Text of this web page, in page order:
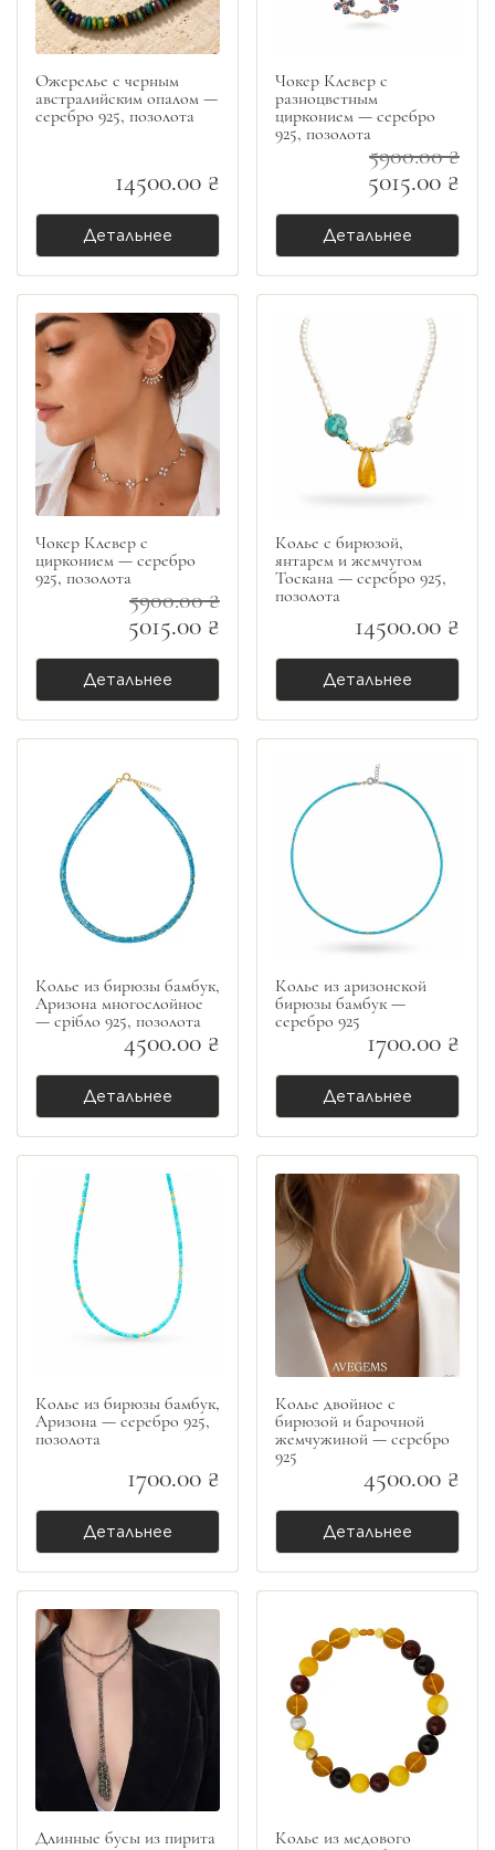
Ожерелье с черным
австралийским опалом —
серебро 925, позолота
14500.00 ₴
Детальнее
Чокер Клевер с
разноцветным
цирконием — серебро
925, позолота
5900.00 ₴
5015.00 ₴
Детальнее
Чокер Клевер с
цирконием — серебро
925, позолота
5900.00 ₴
5015.00 ₴
Детальнее
Колье с бирюзой,
янтарем и жемчугом
Тоскана — серебро 925,
позолота
14500.00 ₴
Детальнее
Колье из бирюзы бамбук,
Аризона многослойное
— срібло 925, позолота
4500.00 ₴
Детальнее
Колье из аризонской
бирюзы бамбук —
серебро 925
1700.00 ₴
Детальнее
Колье из бирюзы бамбук,
Аризона — серебро 925,
позолота
1700.00 ₴
Детальнее
Колье двойное с
бирюзой и барочной
жемчужиной — серебро
925
4500.00 ₴
Детальнее
Длинные бусы из пирита
Колье из медового